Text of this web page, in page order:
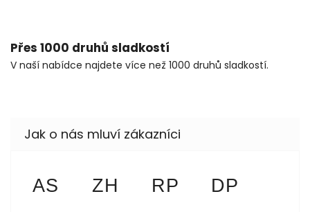
Přes 1000 druhů sladkostí
V naší nabídce najdete více než 1000 druhů sladkostí.
AS ZH RP DP